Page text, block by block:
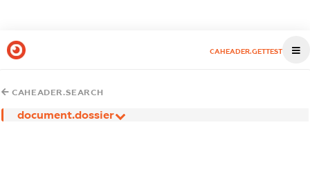
CAHEADER.GETTEST
CAHEADER.SEARCH
document.dossier